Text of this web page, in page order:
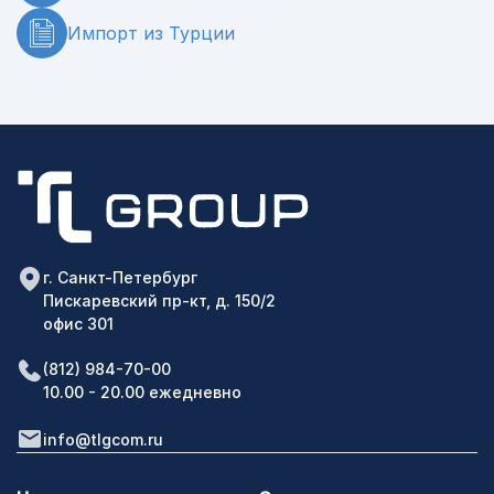
Импорт из Турции
г. Санкт-Петербург
Пискаревский пр-кт, д. 150/2
офис 301
(812) 984-70-00
10.00 - 20.00 ежедневно
info@tlgcom.ru